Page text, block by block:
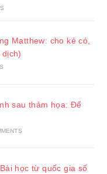
Matthew: cho kẻ có,
sau thảm họa: Để
học từ quốc gia số